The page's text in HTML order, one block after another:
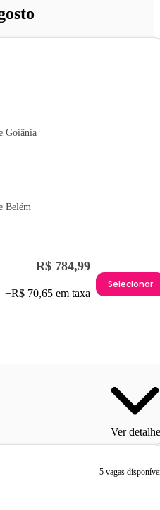
Goiânia
Belém
R$ 784,99
+R$ 70,65 em taxa
Selecionar
Ver
5 vagas